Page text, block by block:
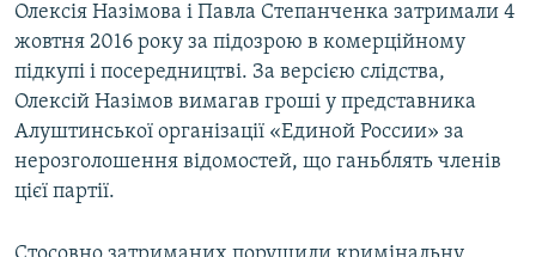
Олексія Назімова і Павла Степанченка затримали 4
жовтня 2016 року за підозрою в комерційному
підкупі і посередництві. За версією слідства,
Олексій Назімов вимагав гроші у представника
Алуштинської організації «Единой России» за
нерозголошення відомостей, що ганьблять членів
цієї партії.